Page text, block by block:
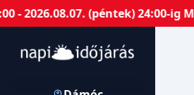
(péntek) 24:00-ig